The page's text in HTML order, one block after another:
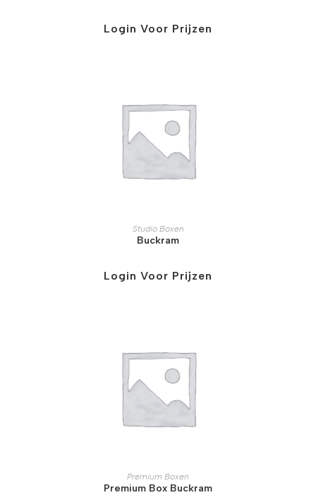
Login Voor Prijzen
Studio Boxen
Buckram
Login Voor Prijzen
Premium Boxen
Premium Box Buckram